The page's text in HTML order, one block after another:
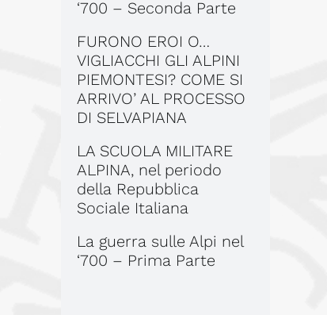
‘700 – Seconda Parte
FURONO EROI O…
VIGLIACCHI GLI ALPINI
PIEMONTESI? COME SI
ARRIVO’ AL PROCESSO
DI SELVAPIANA
LA SCUOLA MILITARE
ALPINA, nel periodo
della Repubblica
Sociale Italiana
La guerra sulle Alpi nel
‘700 – Prima Parte